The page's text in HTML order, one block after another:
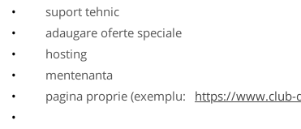
suport tehnic
adaugare oferte speciale
hosting
mentenanta
pagina proprie (exemplu:
https://www.club-